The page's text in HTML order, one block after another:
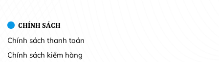
CHÍNH SÁCH
Chính sách thanh toán
Chính sách kiểm hàng